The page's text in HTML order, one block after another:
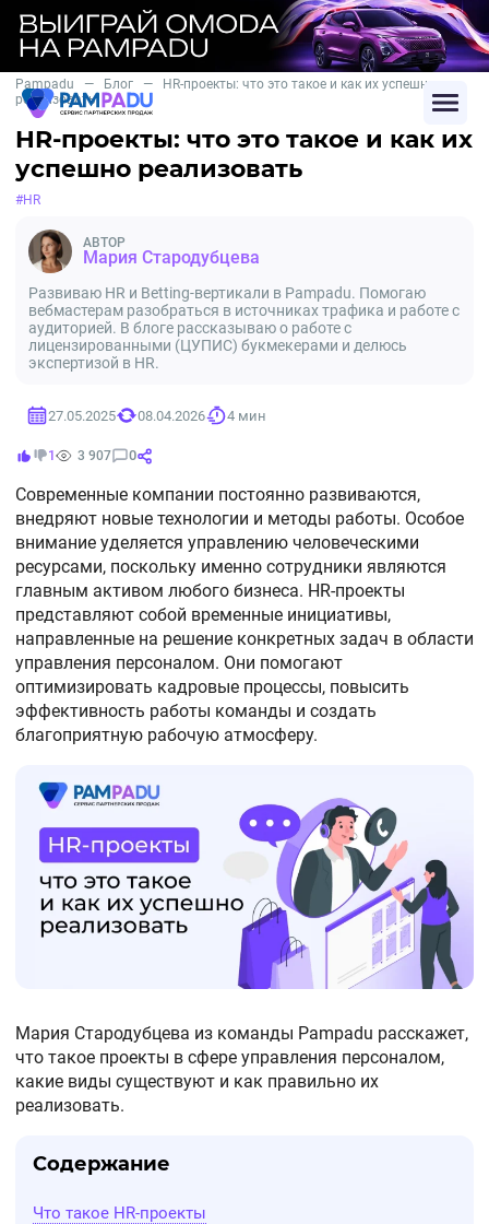
Pampadu — Блог —
HR-проекты: что это такое и как их успешно
реализовать
HR-проекты: что это такое и как их
успешно реализовать
#HR
АВТОР
Мария Стародубцева
Развиваю HR и Betting-вертикали в Pampadu. Помогаю
вебмастерам разобраться в источниках трафика и работе с
аудиторией. В блоге рассказываю о работе с
лицензированными (ЦУПИС) букмекерами и делюсь
экспертизой в HR.
27.05.2025 08.04.2026 4 мин
1 3 907 0
Современные компании постоянно развиваются,
внедряют новые технологии и методы работы. Особое
внимание уделяется управлению человеческими
ресурсами, поскольку именно сотрудники являются
главным активом любого бизнеса. HR-проекты
представляют собой временные инициативы,
направленные на решение конкретных задач в области
управления персоналом. Они помогают
оптимизировать кадровые процессы, повысить
эффективность работы команды и создать
благоприятную рабочую атмосферу.
Мария Стародубцева из команды Pampadu расскажет,
что такое проекты в сфере управления персоналом,
какие виды существуют и как правильно их
реализовать.
Содержание
Что такое HR-проекты